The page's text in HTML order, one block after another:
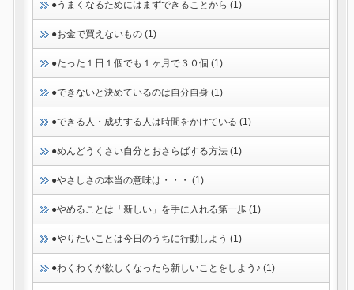
●うまくなるためにはまずできることから (1)
●お金で買えないもの (1)
●たった１日１個でも１ヶ月で３０個 (1)
●できないと決めているのは自分自身 (1)
●できる人・成功する人は時間をかけている (1)
●めんどうくさい自分とおさらばする方法 (1)
●やさしさの本当の意味は・・・ (1)
●やめることは「新しい」を手に入れる第一歩 (1)
●やりたいことは今日のうちに行動しよう (1)
●わくわくが欲しくなったら新しいことをしよう♪ (1)